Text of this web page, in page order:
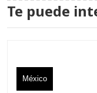
Te puede
México